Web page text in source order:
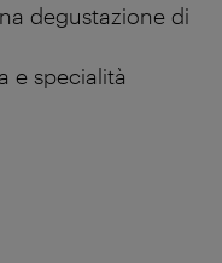
degustazione di
e specialità